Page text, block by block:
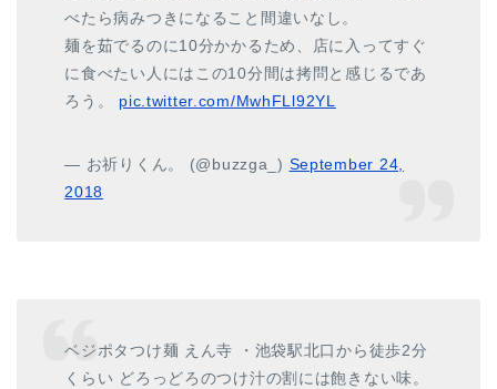
べたら病みつきになること間違いなし。
麺を茹でるのに10分かかるため、店に入ってすぐ
に食べたい人にはこの10分間は拷問と感じるであ
ろう。 pic.twitter.com/MwhFLl92YL
— お祈りくん。 (@buzzga_) September 24,
2018
ベジポタつけ麺 えん寺 ・池袋駅北口から徒歩2分
くらい どろっどろのつけ汁の割には飽きない味。